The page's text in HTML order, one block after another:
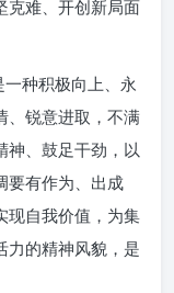
克难、开创新局面
一种积极向上、永
、锐意进取，不满
神、鼓足干劲，以
要有作为、出成
现自我价值，为集
力的精神风貌，是